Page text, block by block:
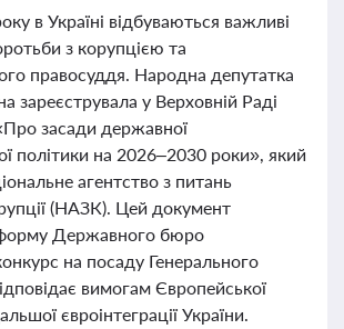
в Україні відбуваються важливі
з корупцією та
правосуддя. Народна депутатка
зареєструвала у Верховній Раді
засади державної
політики на 2026–2030 роки», який
агентство з питань
(НАЗК). Цей документ
Державного бюро
на посаду Генерального
вимогам Європейської
євроінтеграції України.